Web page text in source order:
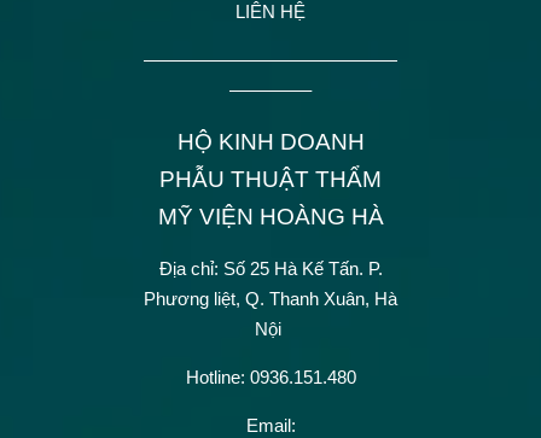
LIÊN HỆ
——————————————
————–
HỘ KINH DOANH
PHẪU THUẬT THẨM
MỸ VIỆN HOÀNG HÀ
Địa chỉ: Số 25 Hà Kế Tấn. P.
Phương liệt, Q. Thanh Xuân, Hà
Nội
Hotline: 0936.151.480
Email: